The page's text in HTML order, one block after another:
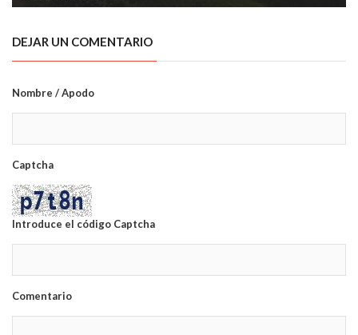
DEJAR UN COMENTARIO
Nombre / Apodo
Captcha
Introduce el código Captcha
Comentario